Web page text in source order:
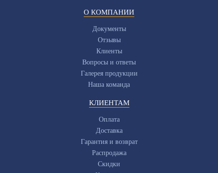
О КОМПАНИИ
Документы
Отзывы
Клиенты
Вопросы и ответы
Галерея продукции
Наша команда
КЛИЕНТАМ
Оплата
Доставка
Гарантия и возврат
Распродажа
Скидки